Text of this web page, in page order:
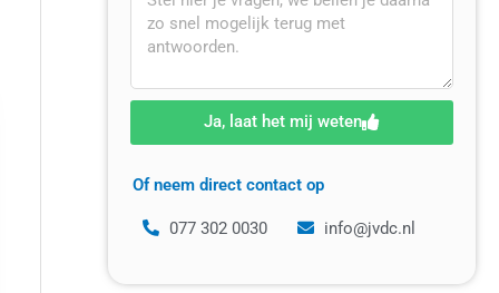
Ja, laat het mij weten
Of neem direct contact op
077 302 0030 info@jvdc.nl